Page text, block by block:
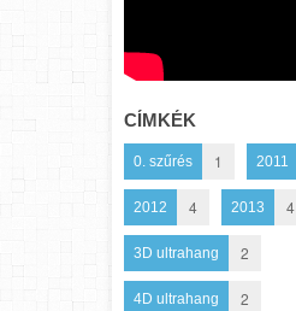
CÍMKÉK
0. szűrés 1 2011
2012 4 2013 4
3D ultrahang 2
4D ultrahang 2